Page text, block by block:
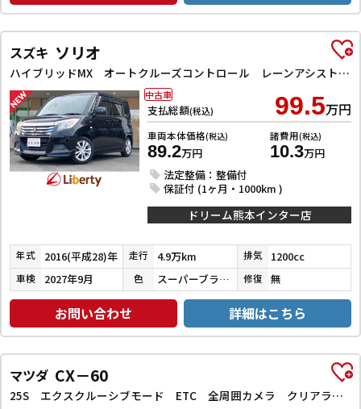
スズキ ソリオ
ハイブリッドMX オートクルーズコントロール レーンアシスト 衝突被害軽減システム 両側スライド・片側電動 スマートキー アイドリングストップ 電動格納ミラー シートヒーター ウォークスルー CVT アルミホイール
支払総額(税込) 99.5万円
車両本体価格(税込)
89.2万円
諸費用(税込)
10.3万円
法定整備：整備付
保証付 (1ヶ月・1000km )
中古車
ドリーム熊本インター店
年式 2016(平成28)年 走行 4.9万km 排気 1200cc
車検 2027年9月 色 スーパーブラックパール 修復 無
お問い合わせ 詳細はこちら
マツダ CX－60
25S エクスクルーシブモード ETC 全周囲カメラ クリアランスソナー オートクルーズコントロール レーンアシスト パワーシート 衝突被害軽減システム サンルーフ TV オートマチックハイビーム オートライト 電動リアゲート